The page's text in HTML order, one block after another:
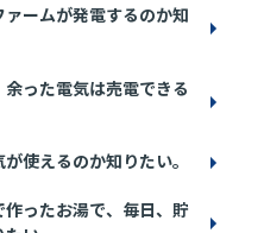
ームが発電するのか知
った電気は売電できる
使えるのか知りたい。
ったお湯で、毎日、貯